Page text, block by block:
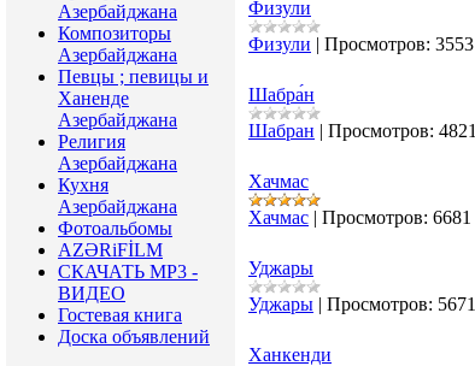
Азербайджана
Композиторы
Азербайджана
Певцы ; певицы и
Ханенде
Азербайджана
Религия
Азербайджана
Кухня
Азербайджана
Фотоальбомы
AZƏRiFİLM
СКАЧАТЬ МР3 -
ВИДЕО
Гостевая книга
Доска объявлений
Физули
Физули | Просмотров: 3553
Шабра́н
Шабран | Просмотров: 4821
Хачмас
Хачмас | Просмотров: 6681
Уджары
Уджары | Просмотров: 5671
Ханкенди